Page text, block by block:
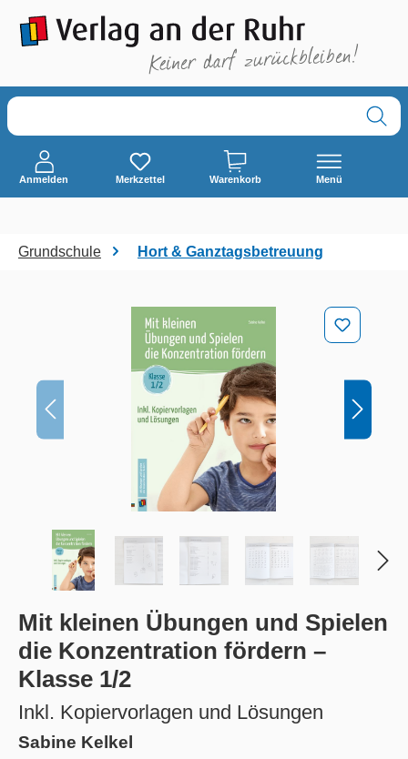
springen
Anmelden Merkzettel Warenkorb Menü
Grundschule Hort & Ganztagsbetreuung
Bildergalerie überspringen
Mit kleinen Übungen und Spielen
die Konzentration fördern –
Klasse 1/2
Inkl. Kopiervorlagen und Lösungen
Sabine Kelkel